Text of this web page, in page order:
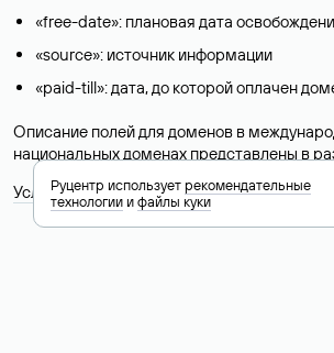
«free-date»: плановая дата
«source»: источник информации
«paid-till»: дата, до которой оплачен
Описание полей для доменов в
национальных доменах представлены в
Условия использования Whois-сервиса
Руцентр используетрекомендательные
технологииифайлы куки